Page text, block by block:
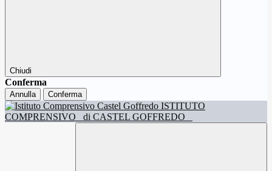
Chiudi
Conferma
Annulla Conferma
ISTITUTO
COMPRENSIVO
di CASTEL GOFFREDO